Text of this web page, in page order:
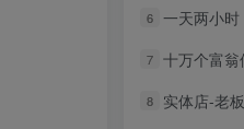
6 一天两小时，电视剧
7 十万个富翁修炼
8 实体店-老板必学视